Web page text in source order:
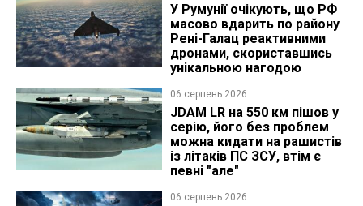
У Румунії очікують, що РФ
масово вдарить по району
Рені-Галац реактивними
дронами, скориставшись
унікальною нагодою
06 серпень 2026
JDAM LR на 550 км пішов у
серію, його без проблем
можна кидати на рашистів
із літаків ПС ЗСУ, втім є
певні "але"
06 серпень 2026